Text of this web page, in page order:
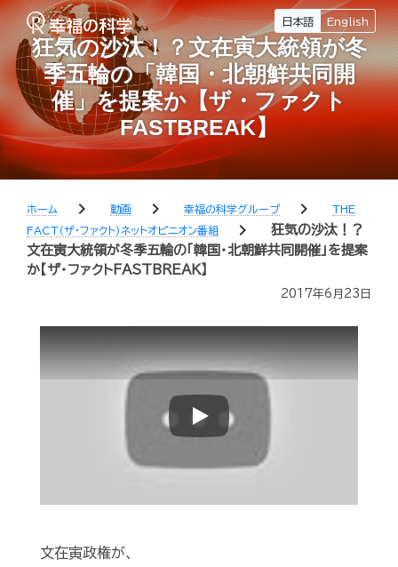
日本語 English
狂気の沙汰！？文在寅大統領が冬
季五輪の「韓国・北朝鮮共同開
催」を提案か【ザ・ファクト
FASTBREAK】
ホーム chevron_right 動画 chevron_right 幸福の科学グループ chevron_right
THE
FACT（ザ・ファクト）ネットオピニオン番組
chevron_right
狂気の沙汰！？
文在寅大統領が冬季五輪の「韓国・北朝鮮共同開催」を提案
か【ザ・ファクトFASTBREAK】
2017年6月23日
Play
文在寅政権が、